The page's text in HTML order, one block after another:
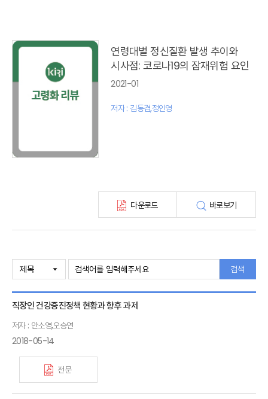
이슈 분석(종간)
해외 학술연구 분석(종간)
국내외동향(종간)
특별기고(종간)
고령화리뷰 모음집(종간)
최신보험정보
해외보험금융동향(종간)
연령대별 정신질환 발생 추이와
시사점: 코로나19의 잠재위험 요인
2021-01
저자 : 김동겸,정인영
다운로드 바로보기
검색
직장인 건강증진정책 현황과 향후 과제
저자 : 안소영,오승연
2018-05-14
전문